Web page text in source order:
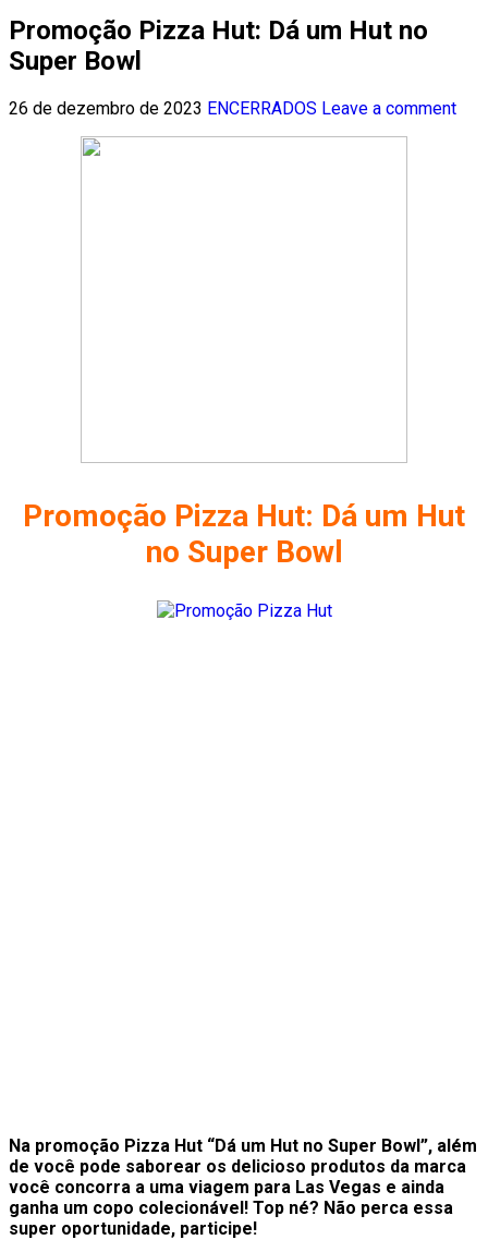
Promoção Pizza Hut: Dá um Hut no
Super Bowl
26 de dezembro de 2023 ENCERRADOS Leave a comment
Promoção Pizza Hut: Dá um Hut
no Super Bowl
Na promoção Pizza Hut “Dá um Hut no Super Bowl”, além
de você pode saborear os delicioso produtos da marca
você concorra a uma viagem para Las Vegas e ainda
ganha um copo colecionável! Top né? Não perca essa
super oportunidade, participe!